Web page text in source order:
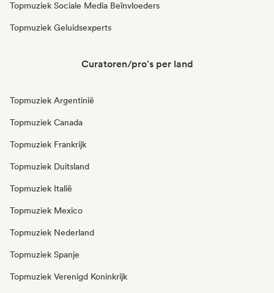
Topmuziek Sociale Media Beïnvloeders
Topmuziek Geluidsexperts
Curatoren/pro's per land
Topmuziek Argentinië
Topmuziek Canada
Topmuziek Frankrijk
Topmuziek Duitsland
Topmuziek Italië
Topmuziek Mexico
Topmuziek Nederland
Topmuziek Spanje
Topmuziek Verenigd Koninkrijk